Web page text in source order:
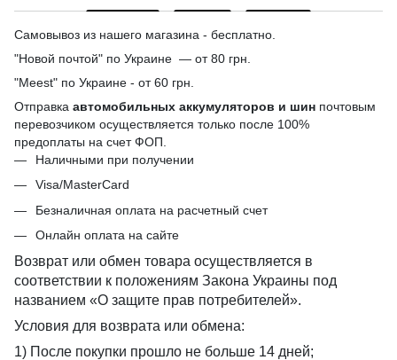
Самовывоз из нашего магазина - бесплатно.
"Новой почтой" по Украине — от 80 грн.
"Meest" по Украине - от 60 грн.
Отправка автомобильных аккумуляторов и шин почтовым
перевозчиком осуществляется только после 100%
предоплаты на счет ФОП.
Наличными при получении
Visa/MasterCard
Безналичная оплата на расчетный счет
Онлайн оплата на сайте
Возврат или обмен товара осуществляется в
соответствии к положениям Закона Украины под
названием «О защите прав потребителей».
Условия для возврата или обмена:
1) После покупки прошло не больше 14 дней;